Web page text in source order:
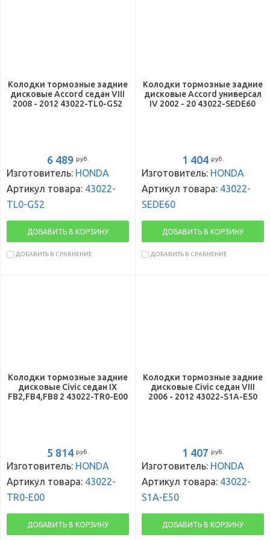
Колодки тормозные задние
дисковые Accord седан VIII
2008 - 2012 43022-TL0-G52
6 489 руб.
Изготовитель: HONDA
Артикул товара: 43022-
TL0-G52
ДОБАВИТЬ В КОРЗИНУ
ДОБАВИТЬ В СРАВНЕНИЕ
Колодки тормозные задние
дисковые Accord универсал
IV 2002 - 20 43022-SEDE60
1 404 руб.
Изготовитель: HONDA
Артикул товара: 43022-
SEDE60
ДОБАВИТЬ В КОРЗИНУ
ДОБАВИТЬ В СРАВНЕНИЕ
Колодки тормозные задние
дисковые Civic седан IX
FB2,FB4,FB8 2 43022-TR0-E00
5 814 руб.
Изготовитель: HONDA
Артикул товара: 43022-
TR0-E00
ДОБАВИТЬ В КОРЗИНУ
Колодки тормозные задние
дисковые Civic седан VIII
2006 - 2012 43022-S1A-E50
1 407 руб.
Изготовитель: HONDA
Артикул товара: 43022-
S1A-E50
ДОБАВИТЬ В КОРЗИНУ